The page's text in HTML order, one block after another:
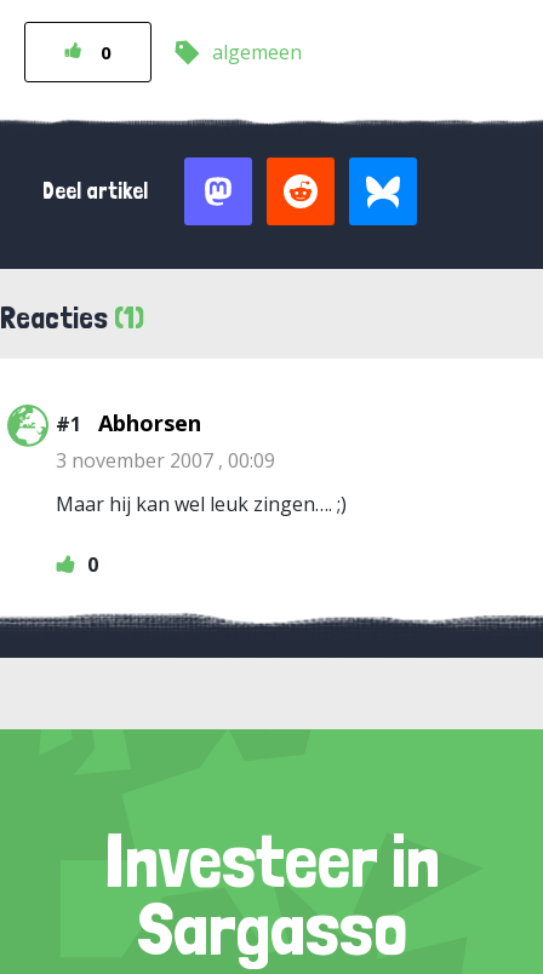
0 algemeen
Deel artikel
Reacties (1)
#1 Abhorsen
3 november 2007 , 00:09
Maar hij kan wel leuk zingen…. ;)
0
Investeer in
Sargasso